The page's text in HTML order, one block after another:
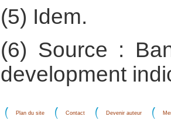
(5) Idem.
(6) Source :
development
Plan du site Contact Devenir auteur